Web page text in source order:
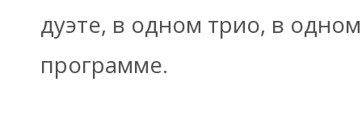
дуэте, в одном трио, в
программе.